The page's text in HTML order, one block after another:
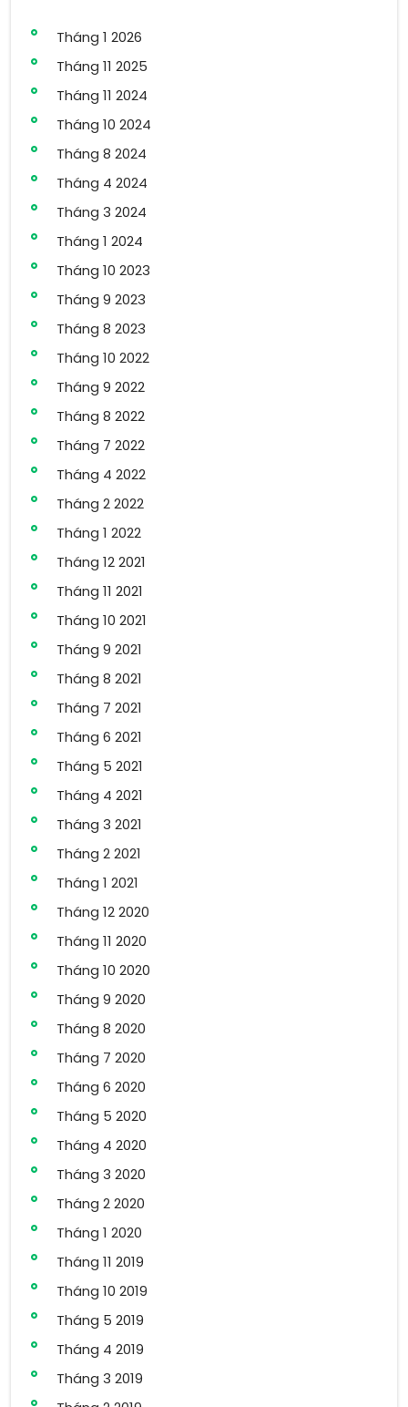
Tháng 1 2026
Tháng 11 2025
Tháng 11 2024
Tháng 10 2024
Tháng 8 2024
Tháng 4 2024
Tháng 3 2024
Tháng 1 2024
Tháng 10 2023
Tháng 9 2023
Tháng 8 2023
Tháng 10 2022
Tháng 9 2022
Tháng 8 2022
Tháng 7 2022
Tháng 4 2022
Tháng 2 2022
Tháng 1 2022
Tháng 12 2021
Tháng 11 2021
Tháng 10 2021
Tháng 9 2021
Tháng 8 2021
Tháng 7 2021
Tháng 6 2021
Tháng 5 2021
Tháng 4 2021
Tháng 3 2021
Tháng 2 2021
Tháng 1 2021
Tháng 12 2020
Tháng 11 2020
Tháng 10 2020
Tháng 9 2020
Tháng 8 2020
Tháng 7 2020
Tháng 6 2020
Tháng 5 2020
Tháng 4 2020
Tháng 3 2020
Tháng 2 2020
Tháng 1 2020
Tháng 11 2019
Tháng 10 2019
Tháng 5 2019
Tháng 4 2019
Tháng 3 2019